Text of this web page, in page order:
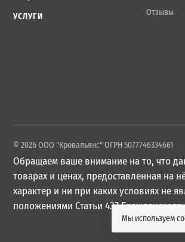
УСЛУГИ
Отзывы
© 2026 ООО "Кровальянс" ОГРН 5077746334661
Обращаем ваше внимание на то, что
товарах и ценах, предоставленная
характер и ни при каких условиях не
положениями Статьи 437
Мы используем